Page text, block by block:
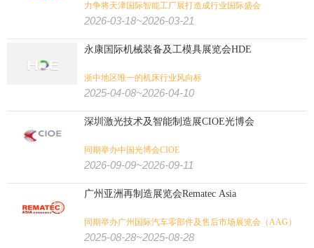
力争将天津国际智能工厂展打造成行业国际盛会
2026-03-18~2026-03-21
永康国际机械装备及工模具展览会HDE
浙中地区唯一的机床行业风向标
2025-04-08~2026-04-10
深圳激光技术及智能制造展CIOE光博会
同期举办中国光博会CIOE
2026-09-09~2026-09-11
广州亚洲再制造展览会Rematec Asia
同期举办广州国际汽车零部件及售后市场展览会（AAG）
2025-08-28~2025-08-28